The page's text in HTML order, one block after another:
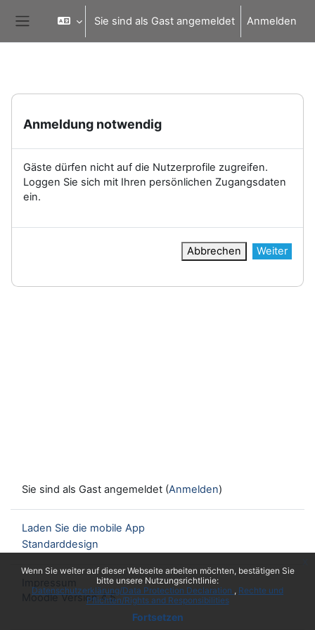
Wenn Sie weiter auf dieser Webseite arbeiten möchten, bestätigen Sie
bitte unsere Nutzungsrichtlinie:
Datenschutzerklärung/Data Protection Declaration
Rechte und
Pflichten/Rights and Responsibilities
Fortsetzen
Website-Übersicht
Sie sind als Gast angemeldet Anmelden
Anmeldung notwendig
Gäste dürfen nicht auf die Nutzerprofile zugreifen.
Loggen Sie sich mit Ihren persönlichen Zugangsdaten
ein.
Abbrechen Weiter
Sie sind als Gast angemeldet (Anmelden)
Laden Sie die mobile App
Standarddesign
Moodle Version 4.5